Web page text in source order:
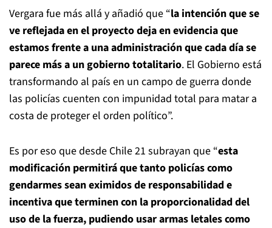
Vergara fue más allá y añadió que “la intención que se
ve reflejada en el proyecto deja en evidencia que
estamos frente a una administración que cada día se
parece más a un gobierno totalitario. El Gobierno está
transformando al país en un campo de guerra donde
las policías cuenten con impunidad total para matar a
costa de proteger el orden político”.
Es por eso que desde Chile 21 subrayan que “esta
modificación permitirá que tanto policías como
gendarmes sean eximidos de responsabilidad e
incentiva que terminen con la proporcionalidad del
uso de la fuerza, pudiendo usar armas letales como